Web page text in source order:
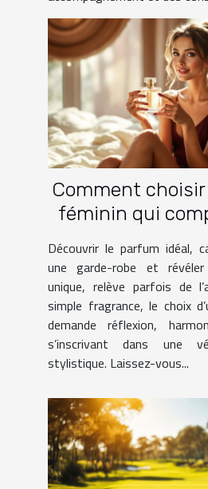
Comment
féminin qui
garde-
Découvrir le parfum idéal,
une garde-robe et
unique, relève parfois de
simple fragrance, le choix
demande réflexion,
s’inscrivant dans une
stylistique. Laissez-vous...